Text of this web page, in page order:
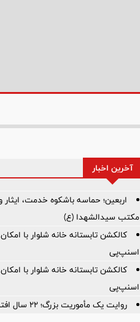
آخرین اخبار
اربعین؛ حماسه باشکوه خدمت،
مکتب سیدالشهدا (ع)
کالکشن تابستانه خانه شلوار با
اسنپ‌پی
کالکشن تابستانه خانه شلوار با
اسنپ‌پی
روایت یک مأموریت بزرگ؛ ۲۲ سال افتخار، ۲۲ سال توسعه